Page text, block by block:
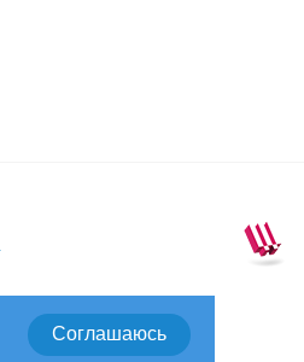
Соглашаюсь